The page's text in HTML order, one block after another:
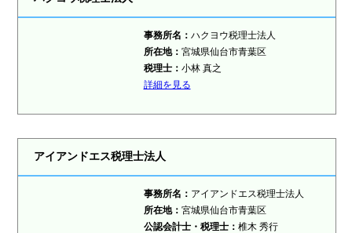
事務所名： ハクヨウ税理士法人
所在地： 宮城県仙台市青葉区
税理士： 小林 真之
詳細を見る
アイアンドエス税理士法人
事務所名： アイアンドエス税理士法人
所在地： 宮城県仙台市青葉区
公認会計士・税理士： 椎木 秀行